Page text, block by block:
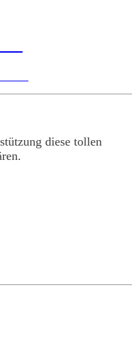
diese tollen